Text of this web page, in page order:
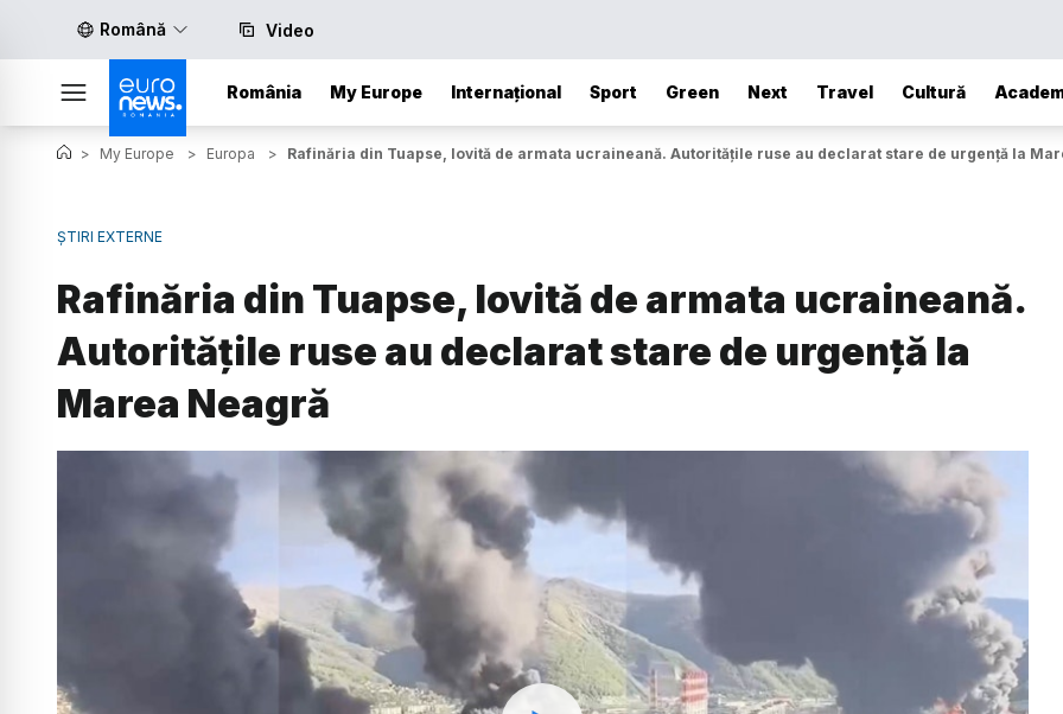
Română Video
România My Europe Internațional Sport Green Next Travel Cultură
> My Europe > Europa > Rafinăria din Tuapse, lovită de armata ucraineană. Autoritățile ruse au declarat stare de urgență la
ȘTIRI EXTERNE
Rafinăria din Tuapse, lovită de armata ucraineană.
Autoritățile ruse au declarat stare de urgență la
Marea Neagră